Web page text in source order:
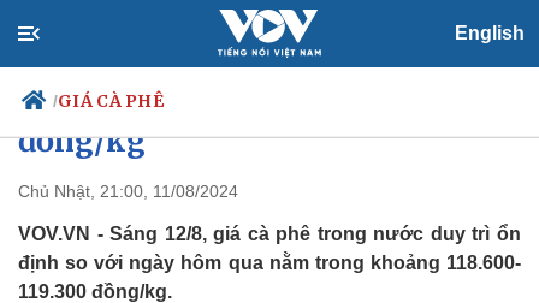
English
/GIÁ CÀ PHÊ
Chính trị
Đảng
Tổ chức nhân sự
Xã hội
Tin 24h
Giá cà phê hôm nay 12/8: Giá cà
phê trong nước dưới mốc 120.000
đồng/kg
Chủ Nhật, 21:00, 11/08/2024
VOV.VN - Sáng 12/8, giá cà phê trong nước duy trì ổn
định so với ngày hôm qua nằm trong khoảng 118.600-
119.300 đồng/kg.